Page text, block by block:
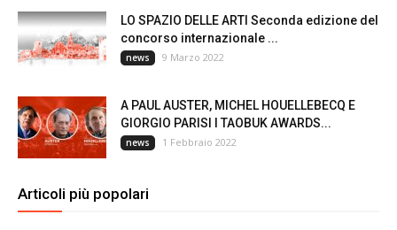
LO SPAZIO DELLE ARTI Seconda edizione del
concorso internazionale ...
news 9 Marzo 2022
A PAUL AUSTER, MICHEL HOUELLEBECQ E
GIORGIO PARISI I TAOBUK AWARDS...
news 1 Febbraio 2022
Articoli più popolari